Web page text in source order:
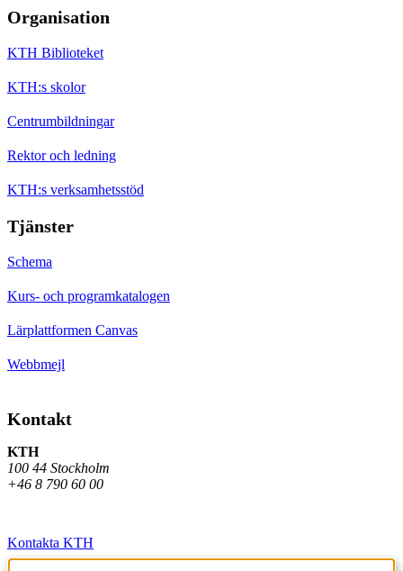
Organisation
KTH Biblioteket
KTH:s skolor
Centrumbildningar
Rektor och ledning
KTH:s verksamhetsstöd
Tjänster
Schema
Kurs- och programkatalogen
Lärplattformen Canvas
Webbmejl
Kontakt
KTH
100 44 Stockholm
+46 8 790 60 00
Kontakta KTH